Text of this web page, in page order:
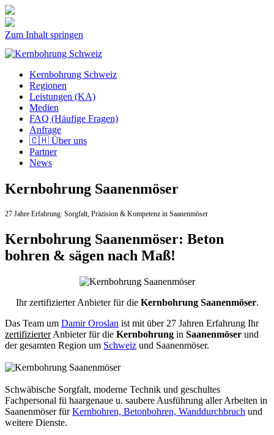
Zum Inhalt springen
Kernbohrung Schweiz
Regionen
Leistungen (KA)
Medien
FAQ (Häufige Fragen)
Anfrage
🇨🇭 Über uns
Partner
News
Kernbohrung Saanenmöser
27 Jahre Erfahrung: Sorgfalt, Präzision & Kompetenz in Saanenmöser
Kernbohrung Saanenmöser: Beton
bohren & sägen nach Maß!
Ihr zertifizierter Anbieter für die Kernbohrung Saanenmöser.
Das Team um Damir Oroslan ist mit über 27 Jahren Erfahrung Ihr
zertifizierterAnbieter für die Kernbohrung in Saanenmöser und
der gesamten Region um Schweiz und Saanenmöser.
Schwäbische Sorgfalt, moderne Technik und geschultes
Fachpersonal fü haargenaue u. saubere Ausführung aller Arbeiten in
Saanenmöser fürKernbohren, Betonbohren, Wanddurchbruch und
weitere Dienste.